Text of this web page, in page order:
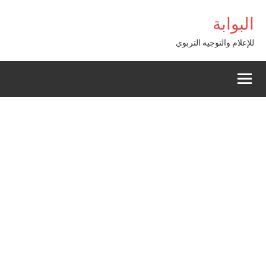
contenu
البوابة
للإعلام والتوجيه التربوي